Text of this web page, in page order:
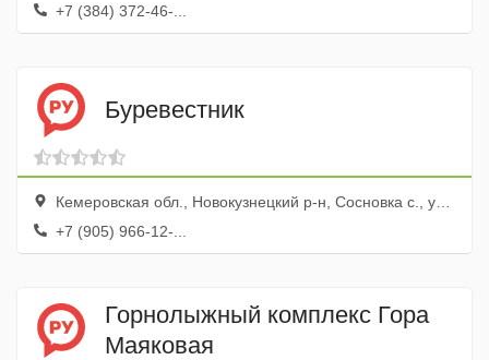
+7 (384) 372-46-...
Буревестник
Кемеровская обл., Новокузнецкий р-н, Сосновка с., ул. Целинная, 47
+7 (905) 966-12-...
Горнолыжный комплекс Гора
Маяковая